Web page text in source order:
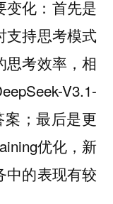
变化：首先是
支持思考模式
思考效率，相
V3.1-
；最后是更
优化，新
中的表现有较